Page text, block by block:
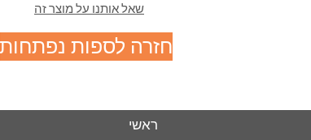
שאל אותנו על מוצר זה
חזרה לספות נפתחות
ראשי